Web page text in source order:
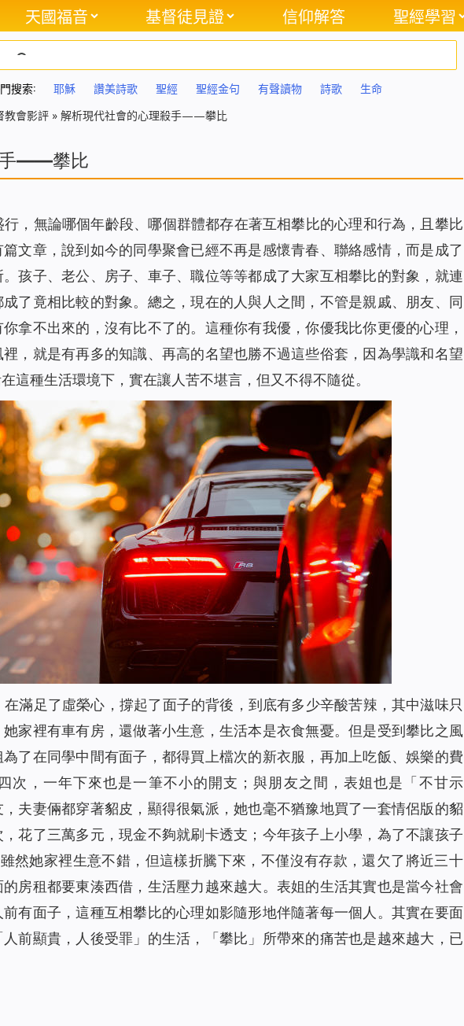
天國福音 基督徒見證 信仰解答 聖經學習
搜索: 耶穌 讚美詩歌 聖經 聖經金句 有聲讀物 詩歌 生命
教會影評 » 解析現代社會的心理殺手——攀比
手——攀比
，無論哪個年齡段、哪個群體都存在著互相攀比的心理和行為，且攀比
文章，說到如今的同學聚會已經不再是感懷青春、聯絡感情，而是成了
孩子、老公、房子、車子、職位等等都成了大家互相攀比的對象，就連
了竟相比較的對象。總之，現在的人與人之間，不管是親戚、朋友、同
拿不出來的，沒有比不了的。這種你有我優，你優我比你更優的心理，
，就是有再多的知識、再高的名望也勝不過這些俗套，因為學識和名望
這種生活環境下，實在讓人苦不堪言，但又不得不隨從。
滿足了虛榮心，撐起了面子的背後，到底有多少辛酸苦辣，其中滋味只
家裡有車有房，還做著小生意，生活本是衣食無憂。但是受到攀比之風
了在同學中間有面子，都得買上檔次的新衣服，再加上吃飯、娛樂的費
次，一年下來也是一筆不小的開支；與朋友之間，表姐也是「不甘示
夫妻倆都穿著貂皮，顯得很氣派，她也毫不猶豫地買了一套情侶版的貂
花了三萬多元，現金不夠就刷卡透支；今年孩子上小學，為了不讓孩子
然她家裡生意不錯，但這樣折騰下來，不僅沒有存款，還欠了將近三十
房租都要東湊西借，生活壓力越來越大。表姐的生活其實也是當今社會
有面子，這種互相攀比的心理如影隨形地伴隨著每一個人。其實在要面
前顯貴，人後受罪」的生活，「攀比」所帶來的痛苦也是越來越大，已